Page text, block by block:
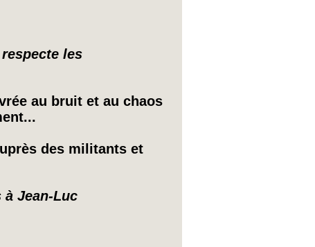
les
au bruit et au chaos
des militants et
Jean-Luc